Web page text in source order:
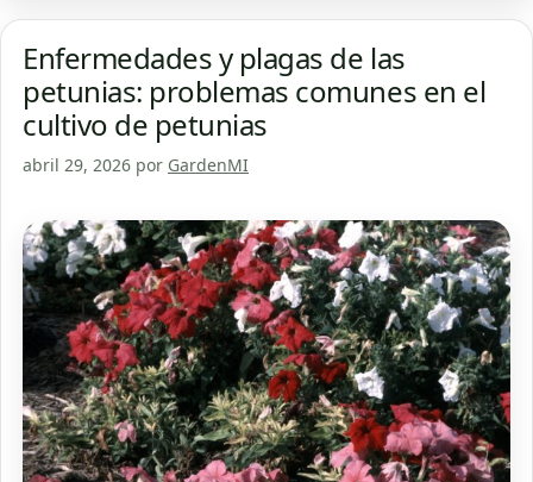
Enfermedades y plagas de las
petunias: problemas comunes en el
cultivo de petunias
abril 29, 2026 por GardenMI